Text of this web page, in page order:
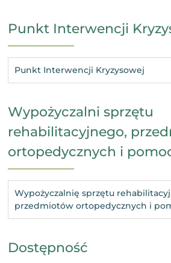
Punkt Interwencji
Punkt Interwencji Kryzysowej
Wypożyczalni sprzętu
rehabilitacyjnego,
ortopedycznych i
Wypożyczalnię sprzętu
przedmiotów ortopedycznych i
Dostępność